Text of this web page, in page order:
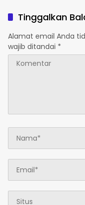
Enarotali Wujudkan
Bersih, Indonesia Asri
Tinggalkan
Alamat email Anda
wajib ditandai *